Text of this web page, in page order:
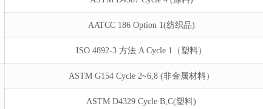
AATCC 186 Option 1(纺织品)
ISO 4892-3 方法 A Cycle 1（塑料）
ASTM G154 Cycle 2~6,8 (非金属材料）
ASTM D4329 Cycle B,C(塑料)